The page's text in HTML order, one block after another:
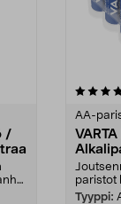
/
AA-
paristot
Tyyppi: